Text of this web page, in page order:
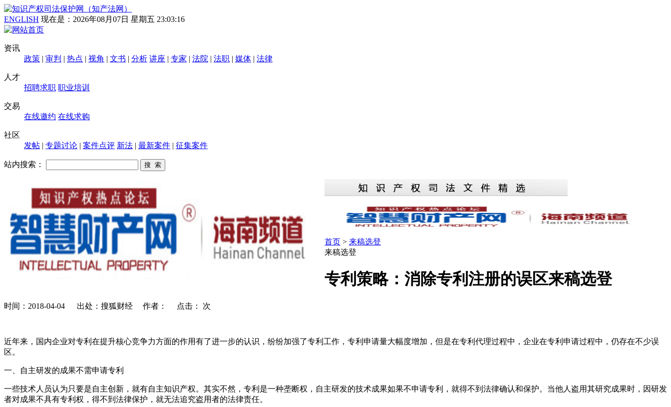
ENGLISH 现在是： 2026年08月07日 星期五 23:03:17
资讯
政策 | 审判 | 热点 | 视角 | 文书 | 分析 讲座 | 专家 | 法院 | 法职 | 媒体 | 法律
人才
招聘求职 职业培训
交易
在线邀约 在线求购
社区
发帖 | 专题讨论 | 案件点评 新法 | 最新案件 | 征集案件
站内搜索：
首页 > 来稿选登
来稿选登
专利策略：消除专利注册的误区来稿选登
时间：2018-04-04 出处：搜狐财经 作者： 点击： 次
近年来，国内企业对专利在提升核心竞争力方面的作用有了进一步的认识，纷纷加强了专利工作，专利申请量大幅度增加，但是在专利代理过程中，企业在专利申请过程中，仍存在不少误
区。
一、自主研发的成果不需申请专利
一些技术人员认为只要是自主创新，就有自主知识产权。其实不然，专利是一种垄断权，自主研发的技术成果如果不申请专利，就得不到法律确认和保护。当他人盗用其研究成果时，因研发
者对成果不具有专利权，得不到法律保护，就无法追究盗用者的法律责任。